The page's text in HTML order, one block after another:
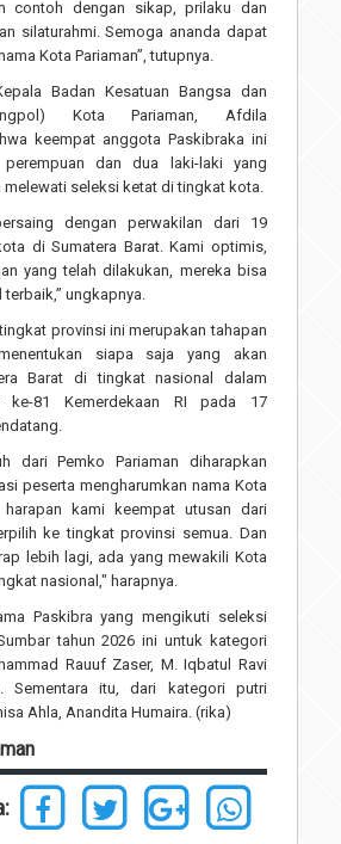
contoh dengan sikap, prilaku dan
silaturahmi. Semoga ananda dapat
Kota Pariaman”, tutupnya.
Badan Kesatuan Bangsa dan
Kota Pariaman, Afdila
keempat anggota Paskibraka ini
dan dua laki-laki yang
melewati seleksi ketat di tingkat kota.
dengan perwakilan dari 19
di Sumatera Barat. Kami optimis,
yang telah dilakukan, mereka bisa
ungkapnya.
provinsi ini merupakan tahapan
siapa saja yang akan
Barat di tingkat nasional dalam
ke-81 Kemerdekaan RI pada 17
dari Pemko Pariaman diharapkan
peserta mengharumkan nama Kota
harapan kami keempat utusan dari
ke tingkat provinsi semua. Dan
lebih lagi, ada yang mewakili Kota
nasional," harapnya.
Paskibra yang mengikuti seleksi
tahun 2026 ini untuk kategori
Rauuf Zaser, M. Iqbatul Ravi
Sementara itu, dari kategori putri
Ahla, Anandita Humaira. (rika)